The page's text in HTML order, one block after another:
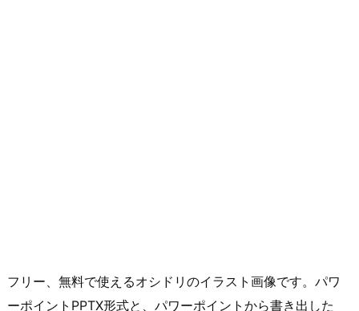
フリー、無料で使えるオシドリのイラスト画像です。パワ
ーポイントPPTX形式と、パワーポイントから書き出した